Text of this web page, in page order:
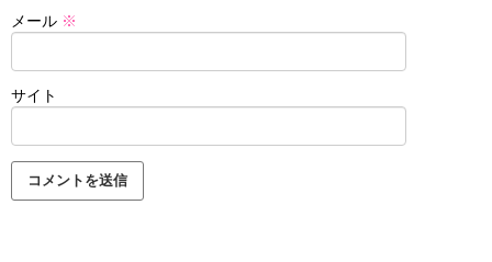
メール ※
サイト